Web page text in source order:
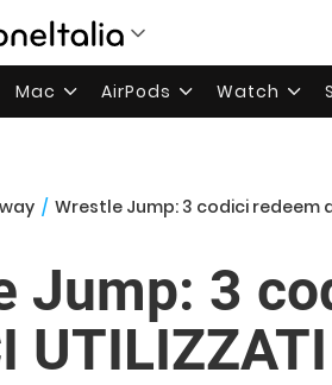
Mac AirPods Watch
/ Wrestle Jump: 3 codici redeem
Jump: 3